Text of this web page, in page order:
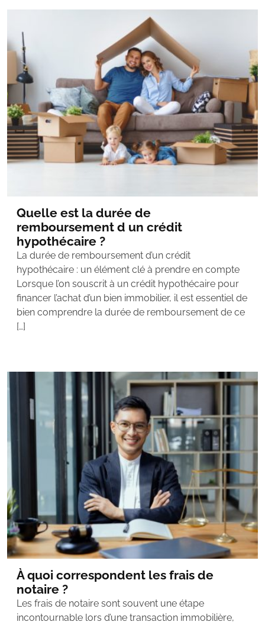
Quelle est la durée de
remboursement d un crédit
hypothécaire ?
La durée de remboursement d’un crédit
hypothécaire : un élément clé à prendre en compte
Lorsque l’on souscrit à un crédit hypothécaire pour
financer l’achat d’un bien immobilier, il est essentiel de
bien comprendre la durée de remboursement de ce
[…]
À quoi correspondent les frais de
notaire ?
Les frais de notaire sont souvent une étape
incontournable lors d’une transaction immobilière,